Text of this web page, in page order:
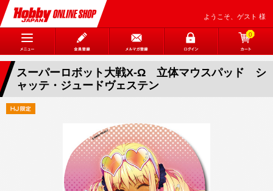
ようこそ、ゲスト 様
0
スーパーロボット大戦X-Ω 立体マウスパッド シ
ャッテ・ジュードヴェステン